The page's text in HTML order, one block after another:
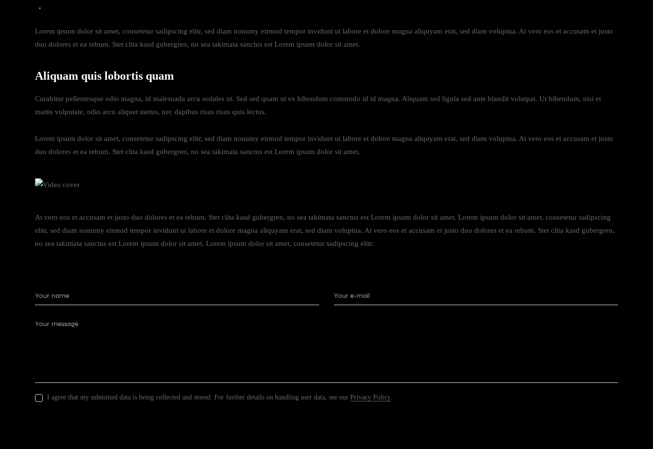
Lorem ipsum dolor sit amet, consetetur sadipscing elitr, sed diam nonumy eirmod tempor invidunt ut labore et dolore magna aliquyam erat, sed diam voluptua. At vero eos et accusam et justo
duo dolores et ea rebum. Stet clita kasd gubergren, no sea takimata sanctus est Lorem ipsum dolor sit amet.
Aliquam quis lobortis quam
Curabitur pellentesque odio magna, id malesuada arcu sodales ut. Sed sed quam ut ex bibendum commodo id id magna. Aliquam sed ligula sed ante blandit volutpat. Ut bibendum, nisi et
mattis vulputate, odio arcu aliquet metus, nec dapibus risus risus quis lectus.
Lorem ipsum dolor sit amet, consetetur sadipscing elitr, sed diam nonumy eirmod tempor invidunt ut labore et dolore magna aliquyam erat, sed diam voluptua. At vero eos et accusam et justo
duo dolores et ea rebum. Stet clita kasd gubergren, no sea takimata sanctus est Lorem ipsum dolor sit amet.
At vero eos et accusam et justo duo dolores et ea rebum. Stet clita kasd gubergren, no sea takimata sanctus est Lorem ipsum dolor sit amet. Lorem ipsum dolor sit amet, consetetur sadipscing
elitr, sed diam nonumy eirmod tempor invidunt ut labore et dolore magna aliquyam erat, sed diam voluptua. At vero eos et accusam et justo duo dolores et ea rebum. Stet clita kasd gubergren,
no sea takimata sanctus est Lorem ipsum dolor sit amet. Lorem ipsum dolor sit amet, consetetur sadipscing elitr.
I agree that my submitted data is being collected and stored. For further details on handling user data, see ourPrivacy Policy.